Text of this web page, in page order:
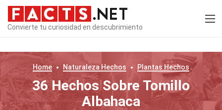
Convierte tu curiosidad en descubrimiento
Home Naturaleza Hechos PlantasHechos
36 Hechos Sobre Tomillo
Albahaca